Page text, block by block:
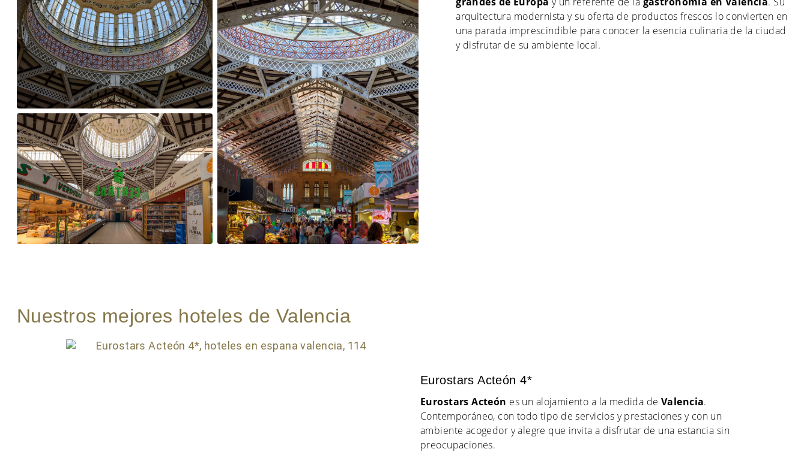
arquitectura modernista y su oferta de productos frescos lo convierten en
una parada imprescindible para conocer la esencia culinaria de la ciudad
y disfrutar de su ambiente local.
Nuestros mejores hoteles de Valencia
Eurostars Acteón 4*
Eurostars Acteón es un alojamiento a la medida deValencia.
Contemporáneo, con todo tipo de servicios y prestaciones y con un
ambiente acogedor y alegre que invita a disfrutar de una estancia sin
preocupaciones.